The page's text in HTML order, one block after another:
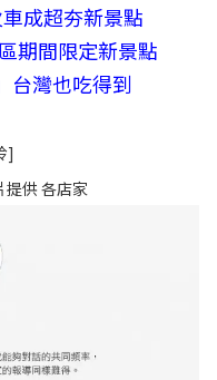
成超夯新景點
期間限定新景點
台灣也吃得到
]
提供 各店家